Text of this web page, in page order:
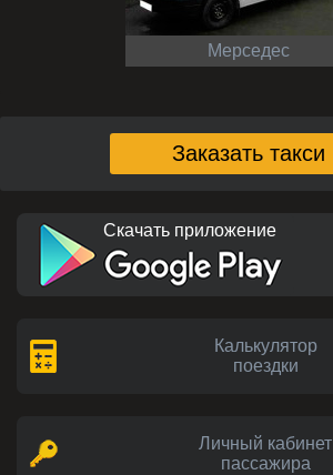
Мерседес
Заказать такси
Скачать приложение
Калькулятор
поездки
Личный кабинет
пассажира